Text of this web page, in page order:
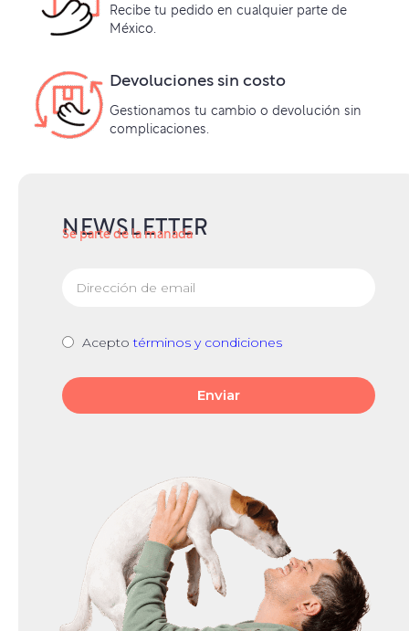
Recibe tu pedido en cualquier parte de
México.
Devoluciones sin costo
Gestionamos tu cambio o devolución sin
complicaciones.
NEWSLETTER
Se parte de la manada
Aceptotérminos y condiciones
Enviar